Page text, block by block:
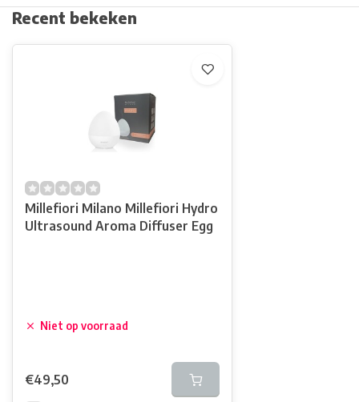
Recent bekeken
Millefiori Milano Millefiori Hydro
Ultrasound Aroma Diffuser Egg
Niet op voorraad
€49,50